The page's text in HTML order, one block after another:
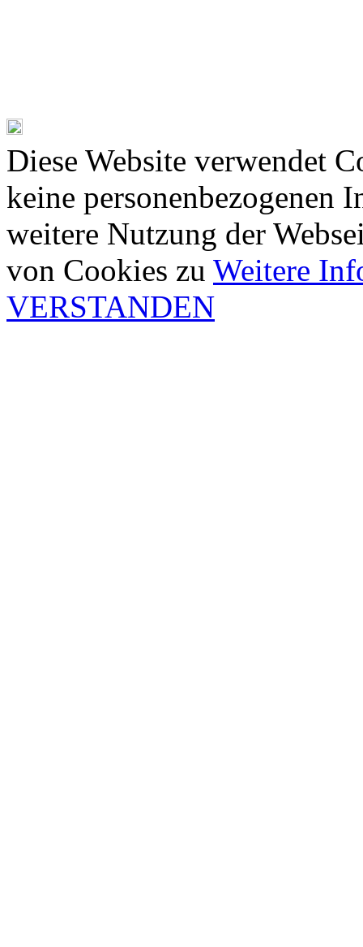
Diese Website verwendet
keine personenbezogenen
weitere Nutzung der
von Cookies zu Weitere
VERSTANDEN